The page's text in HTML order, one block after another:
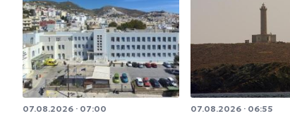
07.08.2026 · 07:00 07.08.2026 · 06:55